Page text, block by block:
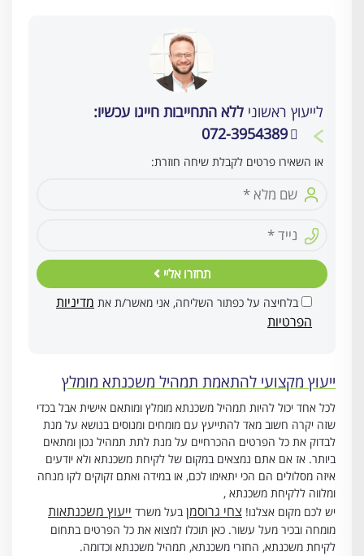
לייעוץ ראשוני ללא התחייבות חייגו עכשיו:
072-3954389
או השאירו פרטים לקבלת שיחה חוזרת:
תחזרו אליי
בלחיצה על כפתור השליחה, אני מאשר/ת את מדיניות
הפרטיות
ייעוץ מקצועי להתאמת תמהיל משכנתא מומלץ
לכל אחד יכול להיות תמהיל משכנתא מומלץ ומותאם אישית אבל בכדי
שזה יקרה חשוב מאד להתייעץ עם מומחים ומנוסים בנושא על מנת
לבדוק את כל הפרטים ההכרחיים על מנת לתת תמהיל נכון ומתאים
ביותר. אז אם אתם נמצאים במקום של לקיחת משכנתא ולא יודעים
איזה מסלולים הם הכי יתאימו לכם, או במידה ואתם זקוקים לקו מנחה
ומלווה ללקיחת משכנתא ,
יש לכם מקום אצלנו! צחי גרוסמןבעל משרד ייעוץ משכנתאות
מומחה ובכיר מעל עשור. כאן תוכלו למצוא את כל הפרטים בתחום
לקיחת משכנתא, החזרי משכנתא, תמהיל משכנתא וכדומה.